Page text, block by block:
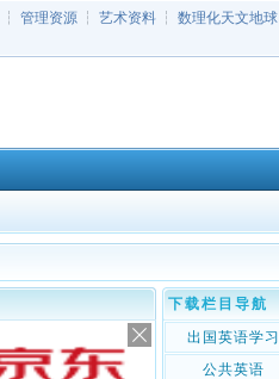
┆ 管理资源 ┆ 艺术资料 ┆ 数理化天文地球
下载栏目导航
出国英语学习
公共英语